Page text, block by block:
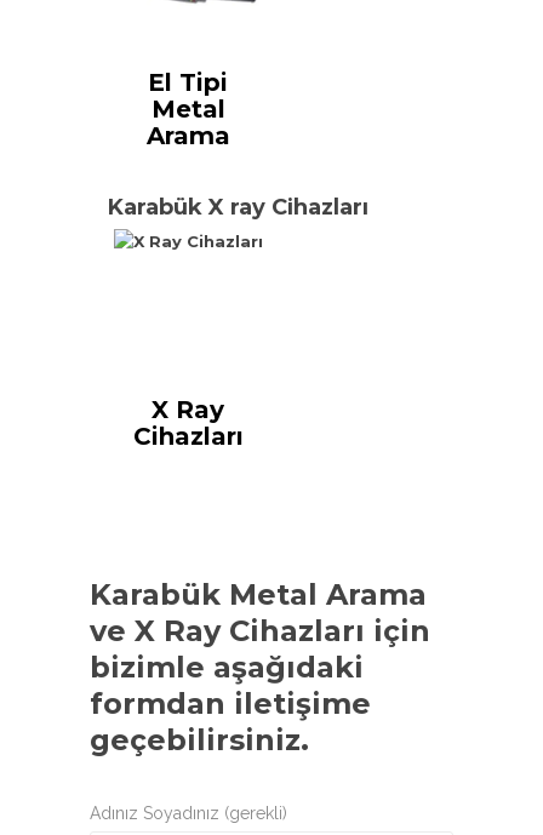
El Tipi
Metal
Arama
Karabük X ray Cihazları
X Ray
Cihazları
Karabük Metal Arama
ve X Ray Cihazları için
bizimle aşağıdaki
formdan iletişime
geçebilirsiniz.
Adınız Soyadınız (gerekli)